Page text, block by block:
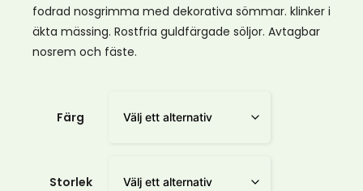
fodrad nosgrimma med dekorativa sömmar. klinker i
äkta mässing. Rostfria guldfärgade söljor. Avtagbar
nosrem och fäste.
Färg
Storlek